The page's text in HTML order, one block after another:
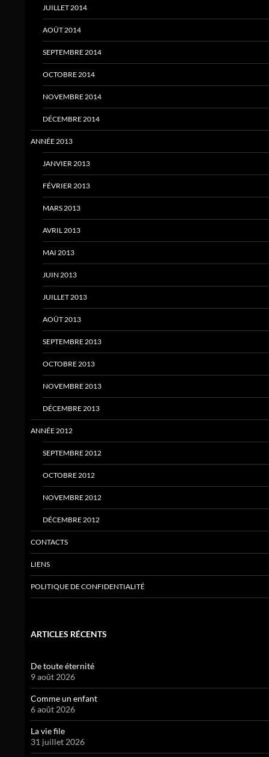
JUILLET 2014
AOÛT 2014
SEPTEMBRE 2014
OCTOBRE 2014
NOVEMBRE 2014
DÉCEMBRE 2014
ANNÉE 2013
JANVIER 2013
FÉVRIER 2013
MARS 2013
AVRIL 2013
MAI 2013
JUIN 2013
JUILLET 2013
AOÛT 2013
SEPTEMBRE 2013
OCTOBRE 2013
NOVEMBRE 2013
DÉCEMBRE 2013
ANNÉE 2012
SEPTEMBRE 2012
OCTOBRE 2012
NOVEMBRE 2012
DÉCEMBRE 2012
CONTACTS
LIENS
POLITIQUE DE CONFIDENTIALITÉ
ARTICLES RÉCENTS
De toute éternité
9 août 2026
Comme un enfant
6 août 2026
La vie file
31 juillet 2026